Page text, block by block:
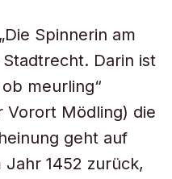
Spinnerin am
Stadtrecht. Darin ist
meurling“
Vorort Mödling) die
geht auf
1452 zurück,